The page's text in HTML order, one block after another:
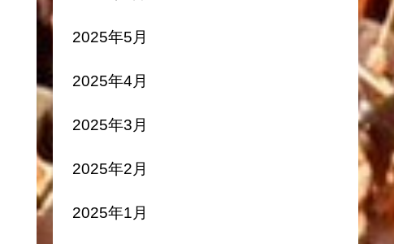
2025年5月
2025年4月
2025年3月
2025年2月
2025年1月